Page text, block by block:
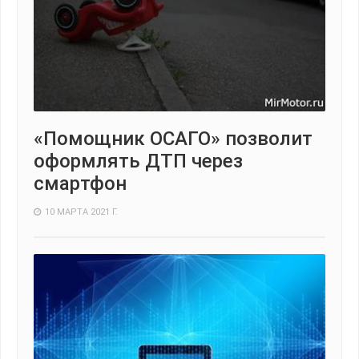
«Помощник ОСАГО» позволит
оформлять ДТП через
смартфон
10 МАРТА 2021 Г.